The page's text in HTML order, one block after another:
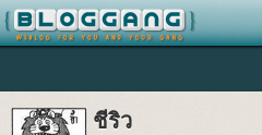
ชีริว